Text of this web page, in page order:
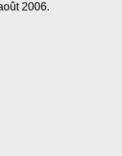
2006.